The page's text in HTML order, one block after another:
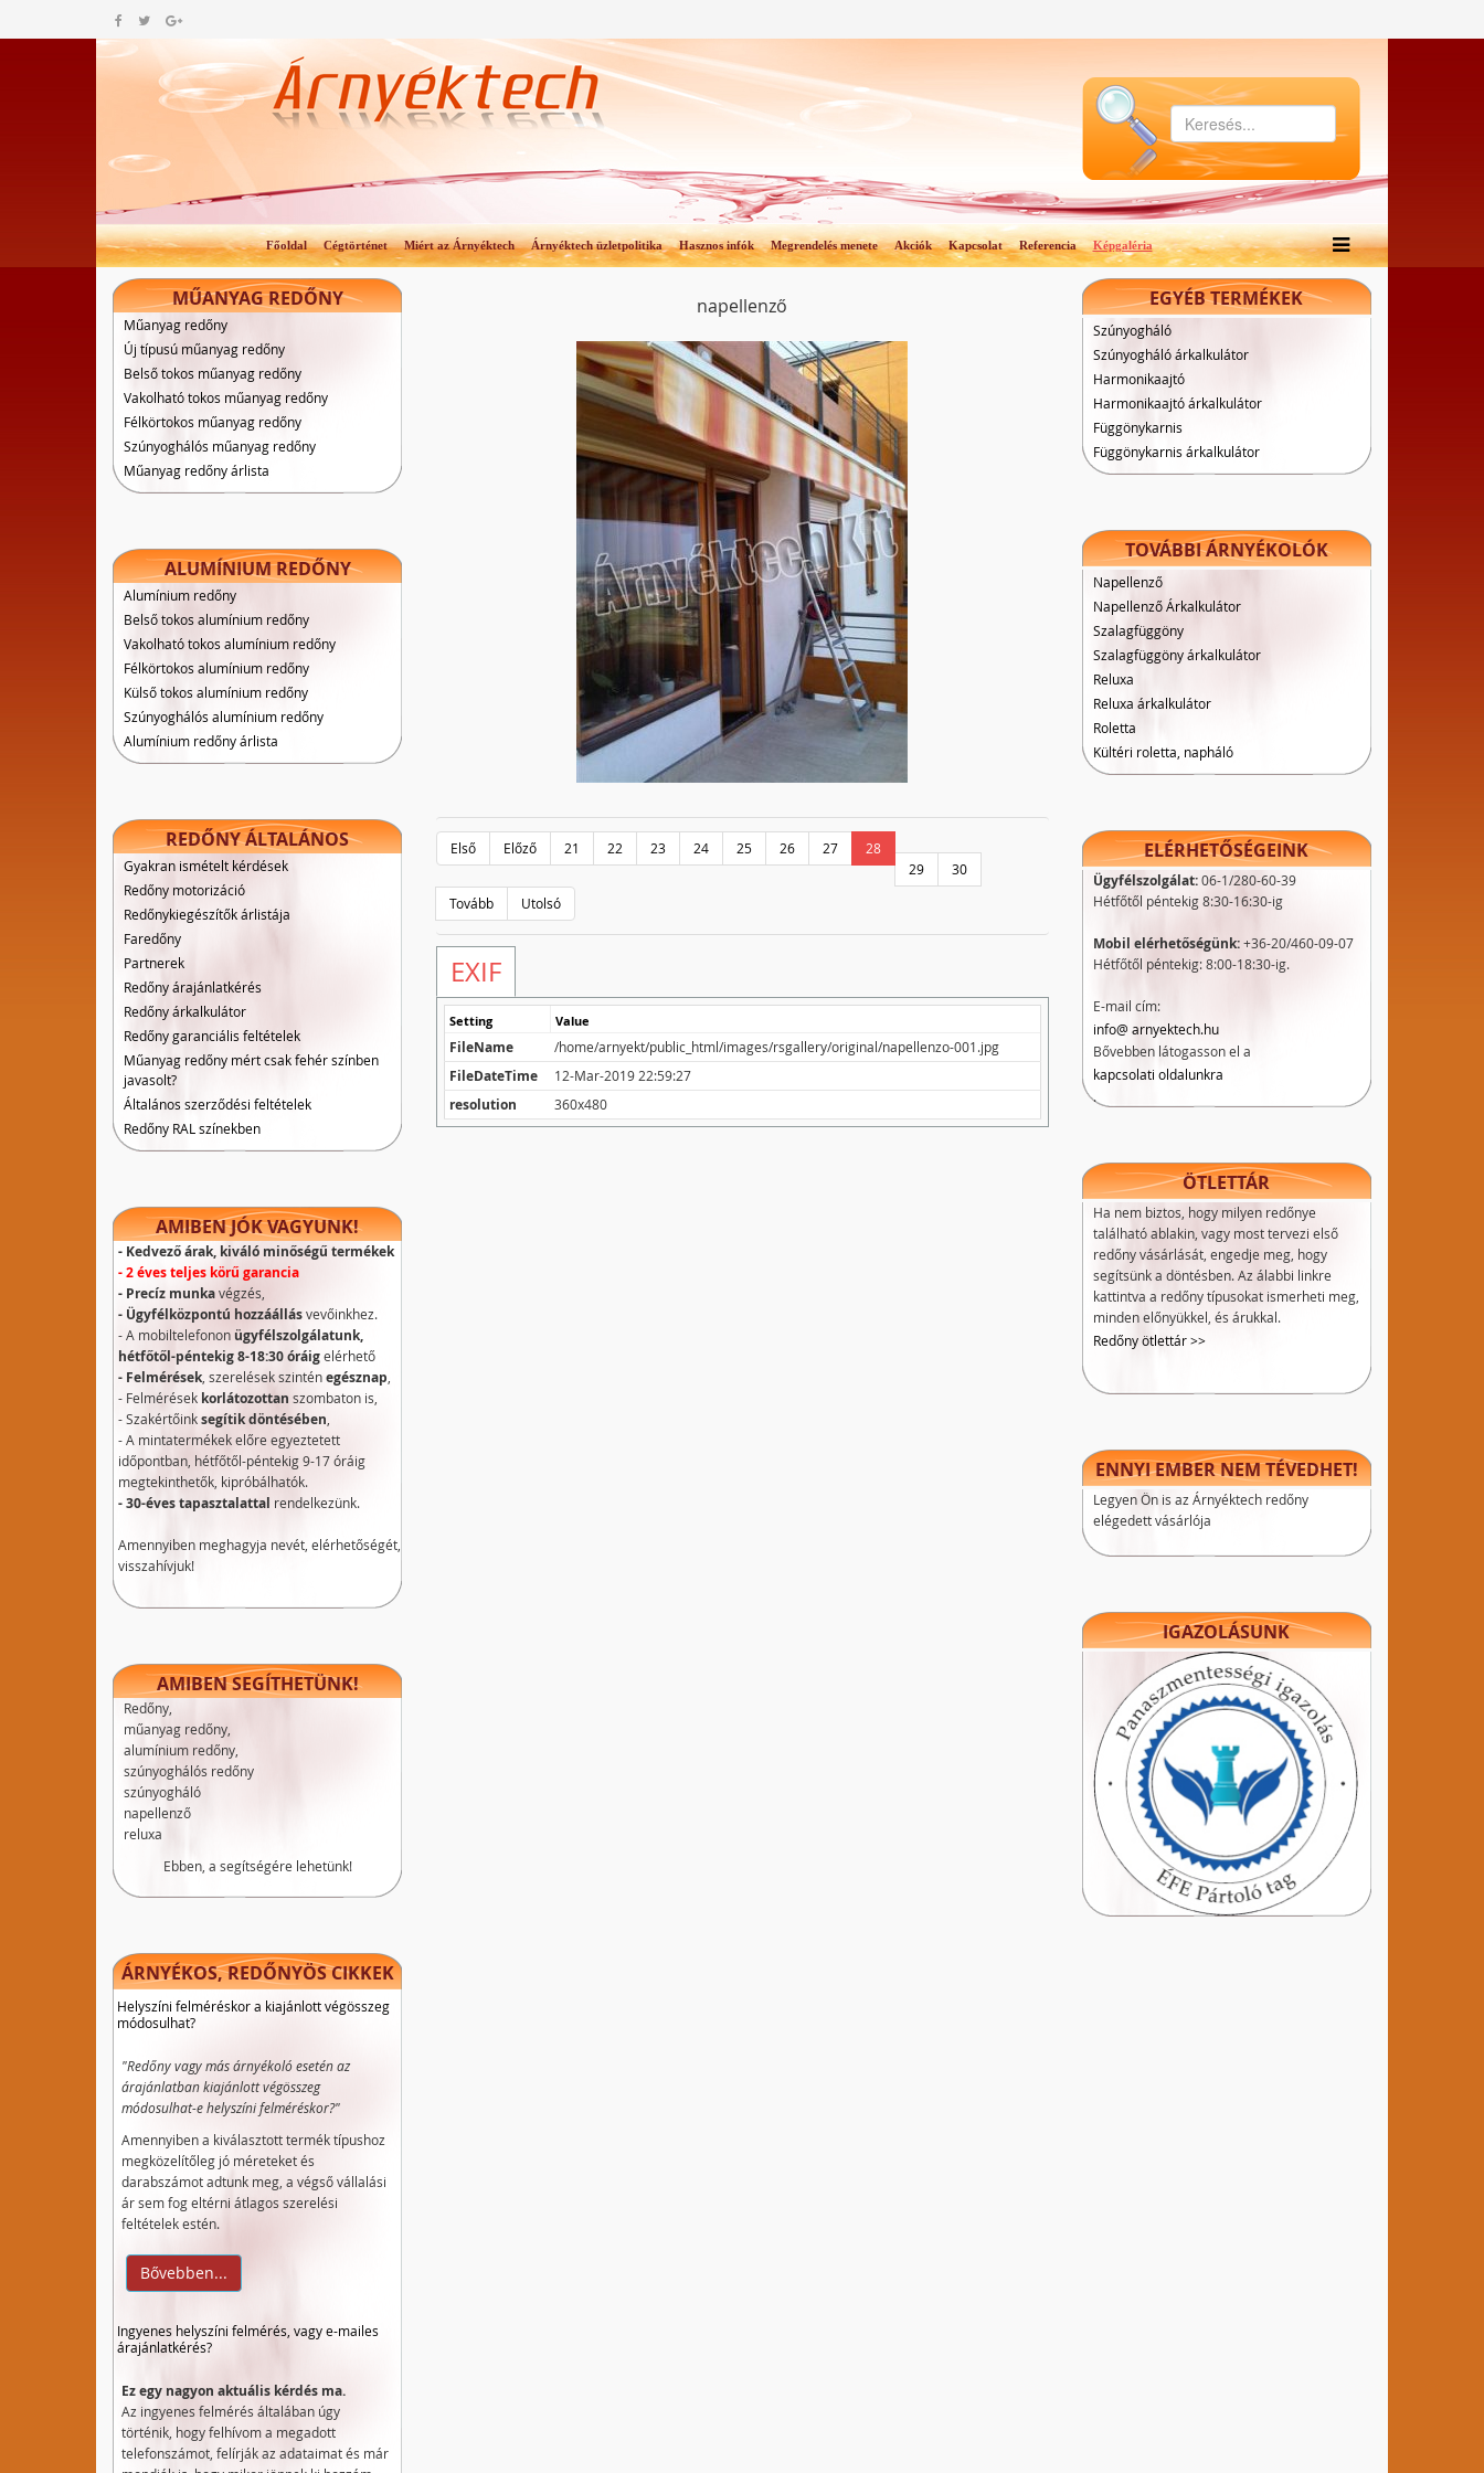
Főoldal Cégtörténet Miért az Árnyéktech Árnyéktech üzletpolitika Hasznos infók Megrendelés menete Akciók Kapcsolat Referencia Képgaléria
MŰANYAG REDŐNY
Műanyag redőny
Új típusú műanyag redőny
Belső tokos műanyag redőny
Vakolható tokos műanyag redőny
Félkörtokos műanyag redőny
Szúnyoghálós műanyag redőny
Műanyag redőny árlista
ALUMÍNIUM REDŐNY
Alumínium redőny
Belső tokos alumínium redőny
Vakolható tokos alumínium redőny
Félkörtokos alumínium redőny
Külső tokos alumínium redőny
Szúnyoghálós alumínium redőny
Alumínium redőny árlista
REDŐNY ÁLTALÁNOS
Gyakran ismételt kérdések
Redőny motorizáció
Redőnykiegészítők árlistája
Faredőny
Partnerek
Redőny árajánlatkérés
Redőny árkalkulátor
Redőny garanciális feltételek
Műanyag redőny mért csak fehér színben
javasolt?
Általános szerződési feltételek
Redőny RAL színekben
AMIBEN JÓK VAGYUNK!
- Kedvező árak, kiváló minőségű termékek
- 2 éves teljes körű garancia
- Precíz munkavégzés,
- Ügyfélközpontú hozzáállásvevőinkhez.
- A mobiltelefonon ügyfélszolgálatunk,
hétfőtől-péntekig 8-18:30 óráigelérhető
- Felmérések , szerelések szinténegésznap
- Felmérések korlátozottan szombaton is,
- Szakértőinksegítik döntésében
- A mintatermékek előre egyeztetett
időpontban, hétfőtől-péntekig 9-17 óráig
megtekinthetők, kipróbálhatók.
- 30-éves tapasztalattal rendelkezünk.
Amennyiben meghagyja nevét, elérhetőségét,
visszahívjuk!
AMIBEN SEGÍTHETÜNK!
Redőny,
műanyag redőny,
alumínium redőny,
szúnyoghálós redőny
szúnyogháló
napellenző
reluxa
Ebben, a segítségére lehetünk!
ÁRNYÉKOS, REDŐNYÖS CIKKEK
Helyszíni felméréskor a kiajánlott végösszeg
módosulhat?
"Redőny vagy más árnyékoló esetén az
árajánlatban kiajánlott végösszeg
módosulhat-e helyszíni felméréskor?"
Amennyiben a kiválasztott termék típushoz
megközelítőleg jó méreteket és
darabszámot adtunk meg, a végső vállalási
ár sem fog eltérni átlagos szerelési
feltételek estén.
Bővebben...
Ingyenes helyszíni felmérés, vagy e-mailes
árajánlatkérés?
Ez egy nagyon aktuális kérdés ma.
Az ingyenes felmérés általában úgy
történik, hogy felhívom a megadott
telefonszámot, felírják az adataimat és már
napellenző
Első Előző 21 22 23 24 25 26 27
28
29
30
Tovább
Utolsó
EXIF
Setting Value
FileName /home/arnyekt/public_html/images/rsgallery/original/napellenzo-001.jpg
FileDateTime 12-Mar-2019 22:59:27
resolution 360x480
EGYÉB TERMÉKEK
Szúnyogháló
Szúnyogháló árkalkulátor
Harmonikaajtó
Harmonikaajtó árkalkulátor
Függönykarnis
Függönykarnis árkalkulátor
TOVÁBBI ÁRNYÉKOLÓK
Napellenző
Napellenző Árkalkulátor
Szalagfüggöny
Szalagfüggöny árkalkulátor
Reluxa
Reluxa árkalkulátor
Roletta
Kültéri roletta, napháló
ELÉRHETŐSÉGEINK
Ügyfélszolgálat:06-1/280-60-39
Hétfőtől péntekig 8:30-16:30-ig
Mobil elérhetőségünk:+36-20/460-09-07
Hétfőtől péntekig: 8:00-18:30-ig.
E-mail cím:
info@ arnyektech.hu
Bővebben látogasson el a
kapcsolati oldalunkra
.
ÖTLETTÁR
Ha nem biztos, hogy milyen redőnye
található ablakin, vagy most tervezi első
redőny vásárlását, engedje meg, hogy
segítsünk a döntésben. Az álabbi linkre
kattintva a redőny típusokat ismerheti meg,
minden előnyükkel, és árukkal.
Redőny ötlettár >>
ENNYI EMBER NEM TÉVEDHET!
Legyen Ön is az Árnyéktech redőny
elégedett vásárlója
IGAZOLÁSUNK